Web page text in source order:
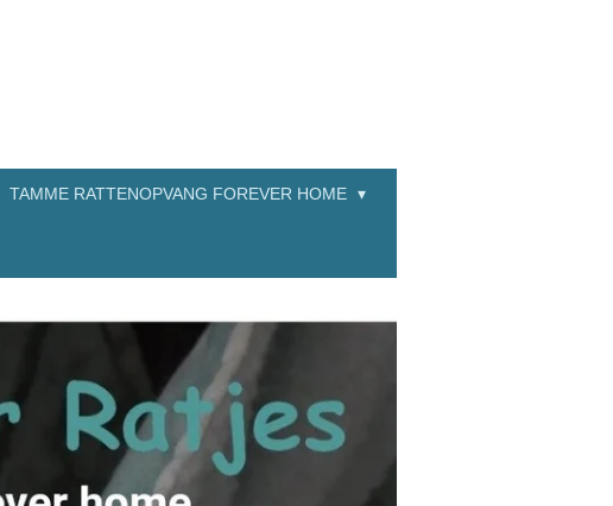
TAMME RATTENOPVANG FOREVER HOME